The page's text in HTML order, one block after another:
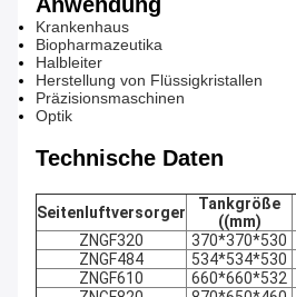
Anwendung
Krankenhaus
Biopharmazeutika
Halbleiter
Herstellung von Flüssigkristallen
Präzisionsmaschinen
Optik
Technische Daten
Seitenluftversorger
Tankgröße
((mm)
ZNGF320 370*370*530
ZNGF484
534*534*530
ZNGF610
660*660*532